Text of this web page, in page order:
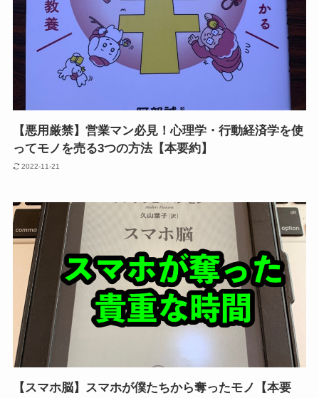
【悪用厳禁】営業マン必見！心理学・行動経済学を使
ってモノを売る3つの方法【本要約】
2022-11-21
【スマホ脳】スマホが僕たちから奪ったモノ【本要